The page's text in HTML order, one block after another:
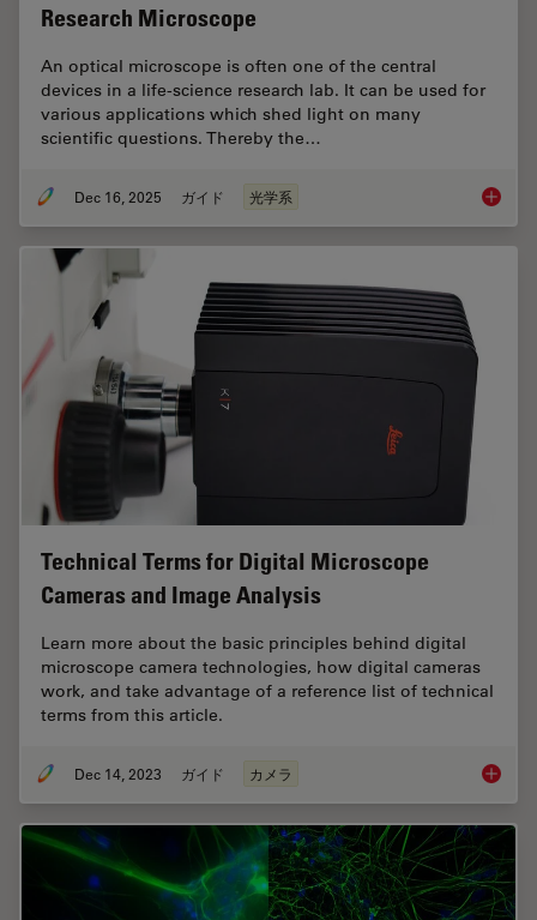
Research Microscope
An optical microscope is often one of the central
devices in a life-science research lab. It can be used for
various applications which shed light on many
scientific questions. Thereby the…
Dec 16, 2025 ガイド 光学系 Factors
Technical Terms for Digital Microscope
Cameras and Image Analysis
Learn more about the basic principles behind digital
microscope camera technologies, how digital cameras
work, and take advantage of a reference list of technical
terms from this article.
Dec 14, 2023 ガイド カメラ